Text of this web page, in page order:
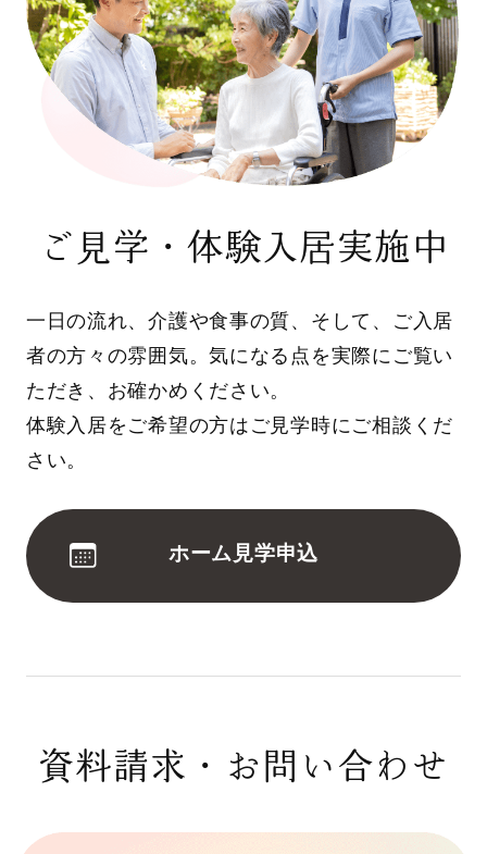
ご見学・体験入居実施中
一日の流れ、介護や食事の質、そして、ご入居
者の方々の雰囲気。気になる点を実際にご覧い
ただき、お確かめください。
体験入居をご希望の方はご見学時にご相談くだ
さい。
ホーム見学申込
資料請求・お問い合わせ